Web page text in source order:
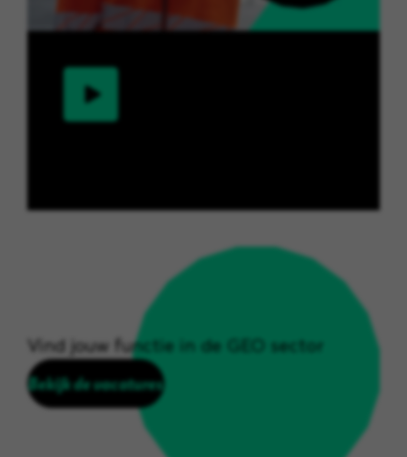
Vind jouw functie in de GEO sector
Bekijk de vacatures